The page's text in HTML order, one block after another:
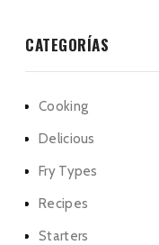
CATEGORÍAS
Cooking
Delicious
Fry Types
Recipes
Starters